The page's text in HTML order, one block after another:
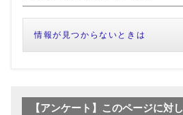
情報が見つからないときは
【アンケート】このページに対し